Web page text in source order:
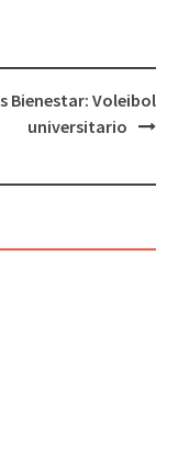
Bienestar: Voleibol
universitario